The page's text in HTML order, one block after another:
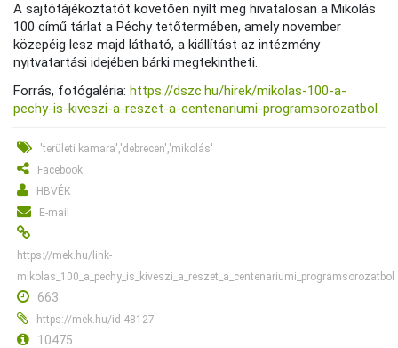
A sajtótájékoztatót követően nyílt meg hivatalosan a Mikolás
100 című tárlat a Péchy tetőtermében, amely november
közepéig lesz majd látható, a kiállítást az intézmény
nyitvatartási idejében bárki megtekintheti.
Forrás, fotógaléria:https://dszc.hu/hirek/mikolas-100-a-
pechy-is-kiveszi-a-reszet-a-centenariumi-programsorozatbol
'területi kamara','debrecen','mikolás'
Facebook
HBVÉK
E-mail
https://mek.hu/link-
mikolas_100_a_pechy_is_kiveszi_a_reszet_a_centenariumi_programsorozatbol
663
https://mek.hu/id-48127
10475